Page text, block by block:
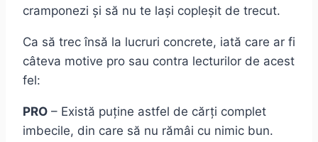
cramponezi și să nu te lași copleșit de trecut.
Ca să trec însă la lucruri concrete, iată care ar fi
câteva motive pro sau contra lecturilor de acest
fel:
PRO – Există puține astfel de cărți complet
imbecile, din care să nu rămâi cu nimic bun.